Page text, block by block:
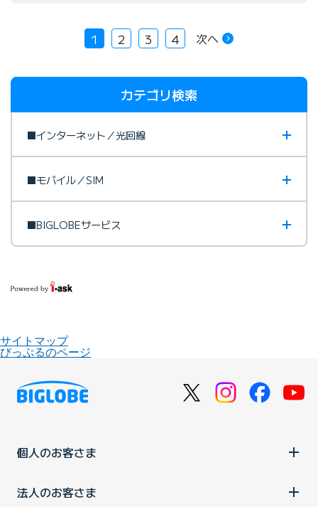
1 2 3 4 次へ
カテゴリ検索
■インターネット／光回線
■モバイル／SIM
■BIGLOBEサービス
サイトマップ
びっぷるのページ
個人のお客さま
法人のお客さま